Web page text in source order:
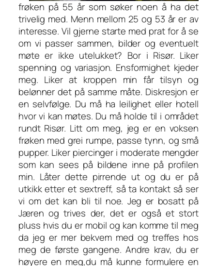
frøken på 55 år som søker noen å ha det
trivelig med. Menn mellom 25 og 53 år er av
interesse. Vil gjerne starte med prat for å se
om vi passer sammen, bilder og eventuelt
møte er ikke utelukket? Bor i Risør. Liker
spenning og variasjon. Ensformighet kjeder
meg. Liker at kroppen min får tilsyn og
belønner det på samme måte. Diskresjon er
en selvfølge. Du må ha leilighet eller hotell
hvor vi kan møtes. Du må holde til i området
rundt Risør. Litt om meg, jeg er en voksen
frøken med grei rumpe, passe tynn, og små
pupper. Liker piercinger i moderate mengder
som kan sees på bildene inne på profilen
min. Låter dette pirrende ut og du er på
utkikk etter et sextreff, så ta kontakt så ser
vi om det kan bli til noe. Jeg er bosatt på
Jæren og trives der, det er også et stort
pluss hvis du er mobil og kan komme til meg
da jeg er mer bekvem med og treffes hos
meg de første gangene. Andre krav, du er
høyere en meg,du må kunne formulere en